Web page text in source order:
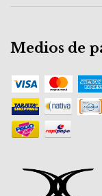
Medios de